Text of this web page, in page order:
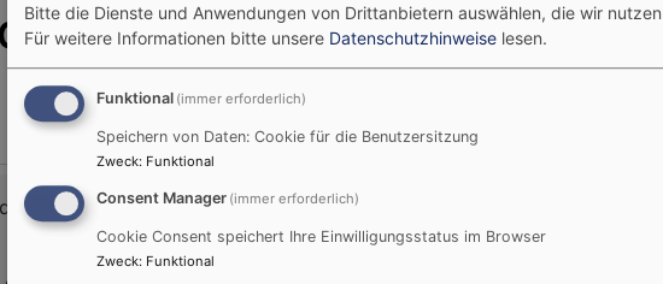
Kreise
habe, ist gekommen. So verkündige ich auch Neues; ehe denn es
Bitte die Dienste und Anwendungen von Drittanbietern auswählen, die wir
Für weitere Informationen bitte unsere Datenschutzhinweise lesen.
Funktional (immer erforderlich)
Speichern von Daten: Cookie für die Benutzersitzung
Zweck: Funktional
Consent Manager (immer erforderlich)
Cookie Consent speichert Ihre Einwilligungsstatus im Browser
Zweck: Funktional